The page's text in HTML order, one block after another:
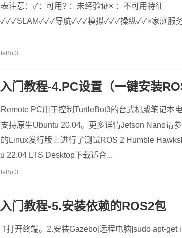
注意：✓：可用? ：未经验证× ：不可用特征
导航✓✓✓模拟✓✓✓操纵✓✓×家庭服
门教程-4.PC设置（一键安装
PC用于控制TurtleBot3的台式机或笔记本
持原生Ubuntu 20.04。更多详情Jetson Nano请
Linux发行版上进行了测试ROS 2 Humble
22.04 LTS Desktop下载适合...
门教程-5.安装依赖的ROS2包
打开终端。2.安装Gazebo[远程电脑]sudo apt-get